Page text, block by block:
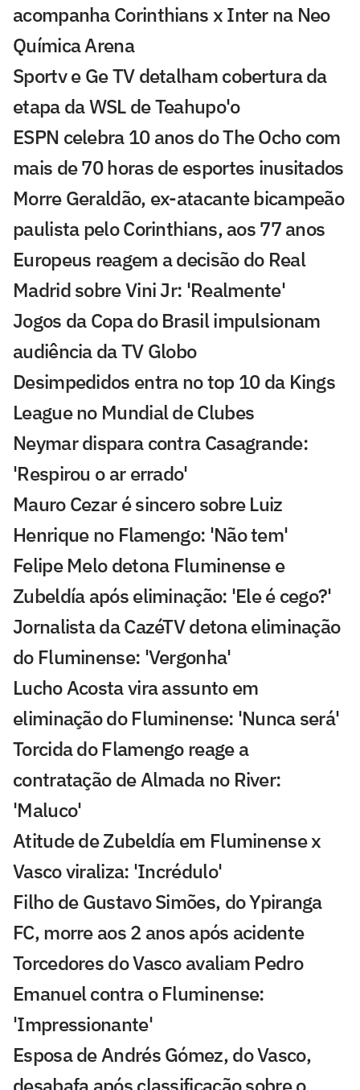
acompanha Corinthians x Inter na Neo
Química Arena
Sportv e Ge TV detalham cobertura da
etapa da WSL de Teahupo'o
ESPN celebra 10 anos do The Ocho com
mais de 70 horas de esportes inusitados
Morre Geraldão, ex-atacante bicampeão
paulista pelo Corinthians, aos 77 anos
Europeus reagem a decisão do Real
Madrid sobre Vini Jr: 'Realmente'
Jogos da Copa do Brasil impulsionam
audiência da TV Globo
Desimpedidos entra no top 10 da Kings
League no Mundial de Clubes
Neymar dispara contra Casagrande:
'Respirou o ar errado'
Mauro Cezar é sincero sobre Luiz
Henrique no Flamengo: 'Não tem'
Felipe Melo detona Fluminense e
Zubeldía após eliminação: 'Ele é cego?'
Jornalista da CazéTV detona eliminação
do Fluminense: 'Vergonha'
Lucho Acosta vira assunto em
eliminação do Fluminense: 'Nunca será'
Torcida do Flamengo reage a
contratação de Almada no River:
'Maluco'
Atitude de Zubeldía em Fluminense x
Vasco viraliza: 'Incrédulo'
Filho de Gustavo Simões, do Ypiranga
FC, morre aos 2 anos após acidente
Torcedores do Vasco avaliam Pedro
Emanuel contra o Fluminense:
'Impressionante'
Esposa de Andrés Gómez, do Vasco,